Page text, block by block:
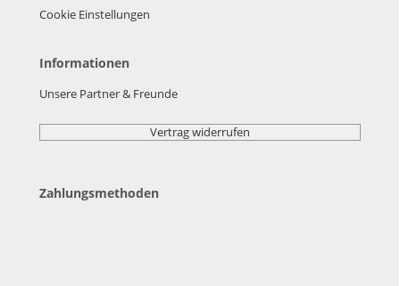
Cookie Einstellungen
Informationen
Unsere Partner & Freunde
Vertrag widerrufen
Zahlungsmethoden